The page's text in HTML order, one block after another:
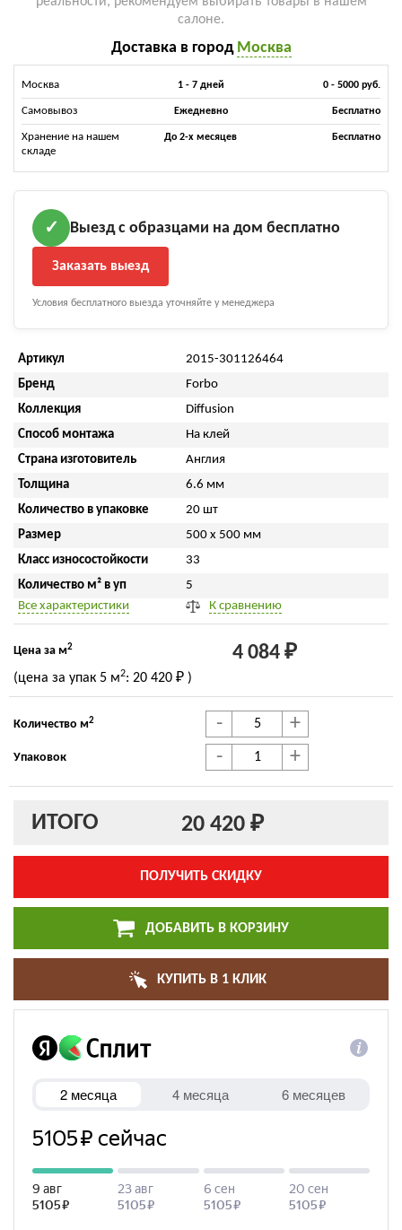
салоне.
Доставка в город Москва
Москва 1 - 7 дней 0 - 5000 руб.
Самовывоз Ежедневно Бесплатно
Хранение на нашем
складе
До 2-х месяцев Бесплатно
✓ Выезд с образцами на дом бесплатно
Заказать выезд
Условия бесплатного выезда уточняйте у менеджера
Артикул
2015-301126464
Бренд
Forbo
Коллекция
Diffusion
Способ монтажа
На клей
Страна изготовитель
Англия
Толщина
6.6 мм
Количество в упаковке
20 шт
Размер
500 x 500 мм
Класс износостойкости
33
Количество м² в уп
5
Все характеристики
К сравнению
Цена за м2 4 084 ₽
(цена за упак 5 м2: 20 420 ₽ )
Количество м2 - +
Упаковок - +
ИТОГО 20 420 ₽
ПОЛУЧИТЬ СКИДКУ
ДОБАВИТЬ В КОРЗИНУ
КУПИТЬ В 1 КЛИК